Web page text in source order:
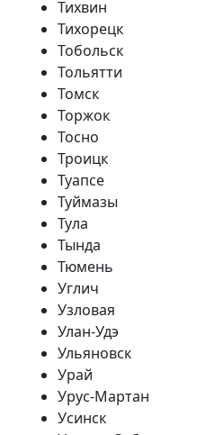
Тихвин
Тихорецк
Тобольск
Тольятти
Томск
Торжок
Тосно
Троицк
Туапсе
Туймазы
Тула
Тында
Тюмень
Углич
Узловая
Улан-Удэ
Ульяновск
Урай
Урус-Мартан
Усинск